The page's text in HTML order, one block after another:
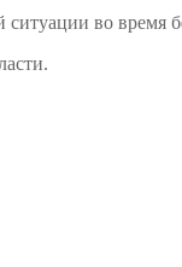
во время